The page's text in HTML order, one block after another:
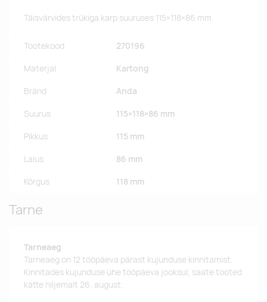
Täisvärvides trükiga karp suuruses 115×118×86 mm
Tootekood 270196
Materjal Kartong
Bränd Anda
Suurus 115×118×86 mm
Pikkus 115 mm
Laius 86 mm
Kõrgus 118 mm
Tarne
Tarneaeg
Tarneaeg on 12 tööpäeva pärast kujunduse kinnitamist.
Kinnitades kujunduse ühe tööpäeva jooksul, saate tooted
kätte hiljemalt 26. august.